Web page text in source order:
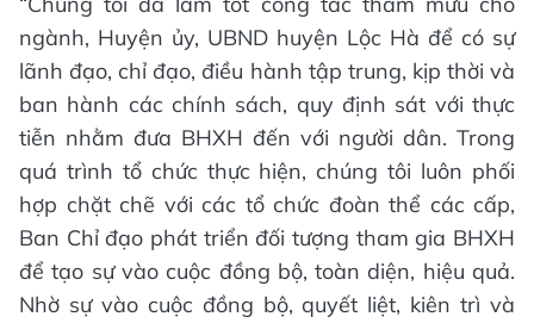
ngành, Huyện ủy, UBND huyện Lộc Hà để có sự
lãnh đạo, chỉ đạo, điều hành tập trung, kịp thời và
ban hành các chính sách, quy định sát với thực
tiễn nhằm đưa BHXH đến với người dân. Trong
quá trình tổ chức thực hiện, chúng tôi luôn phối
hợp chặt chẽ với các tổ chức đoàn thể các cấp,
Ban Chỉ đạo phát triển đối tượng tham gia BHXH
để tạo sự vào cuộc đồng bộ, toàn diện, hiệu quả.
Nhờ sự vào cuộc đồng bộ, quyết liệt, kiên trì và